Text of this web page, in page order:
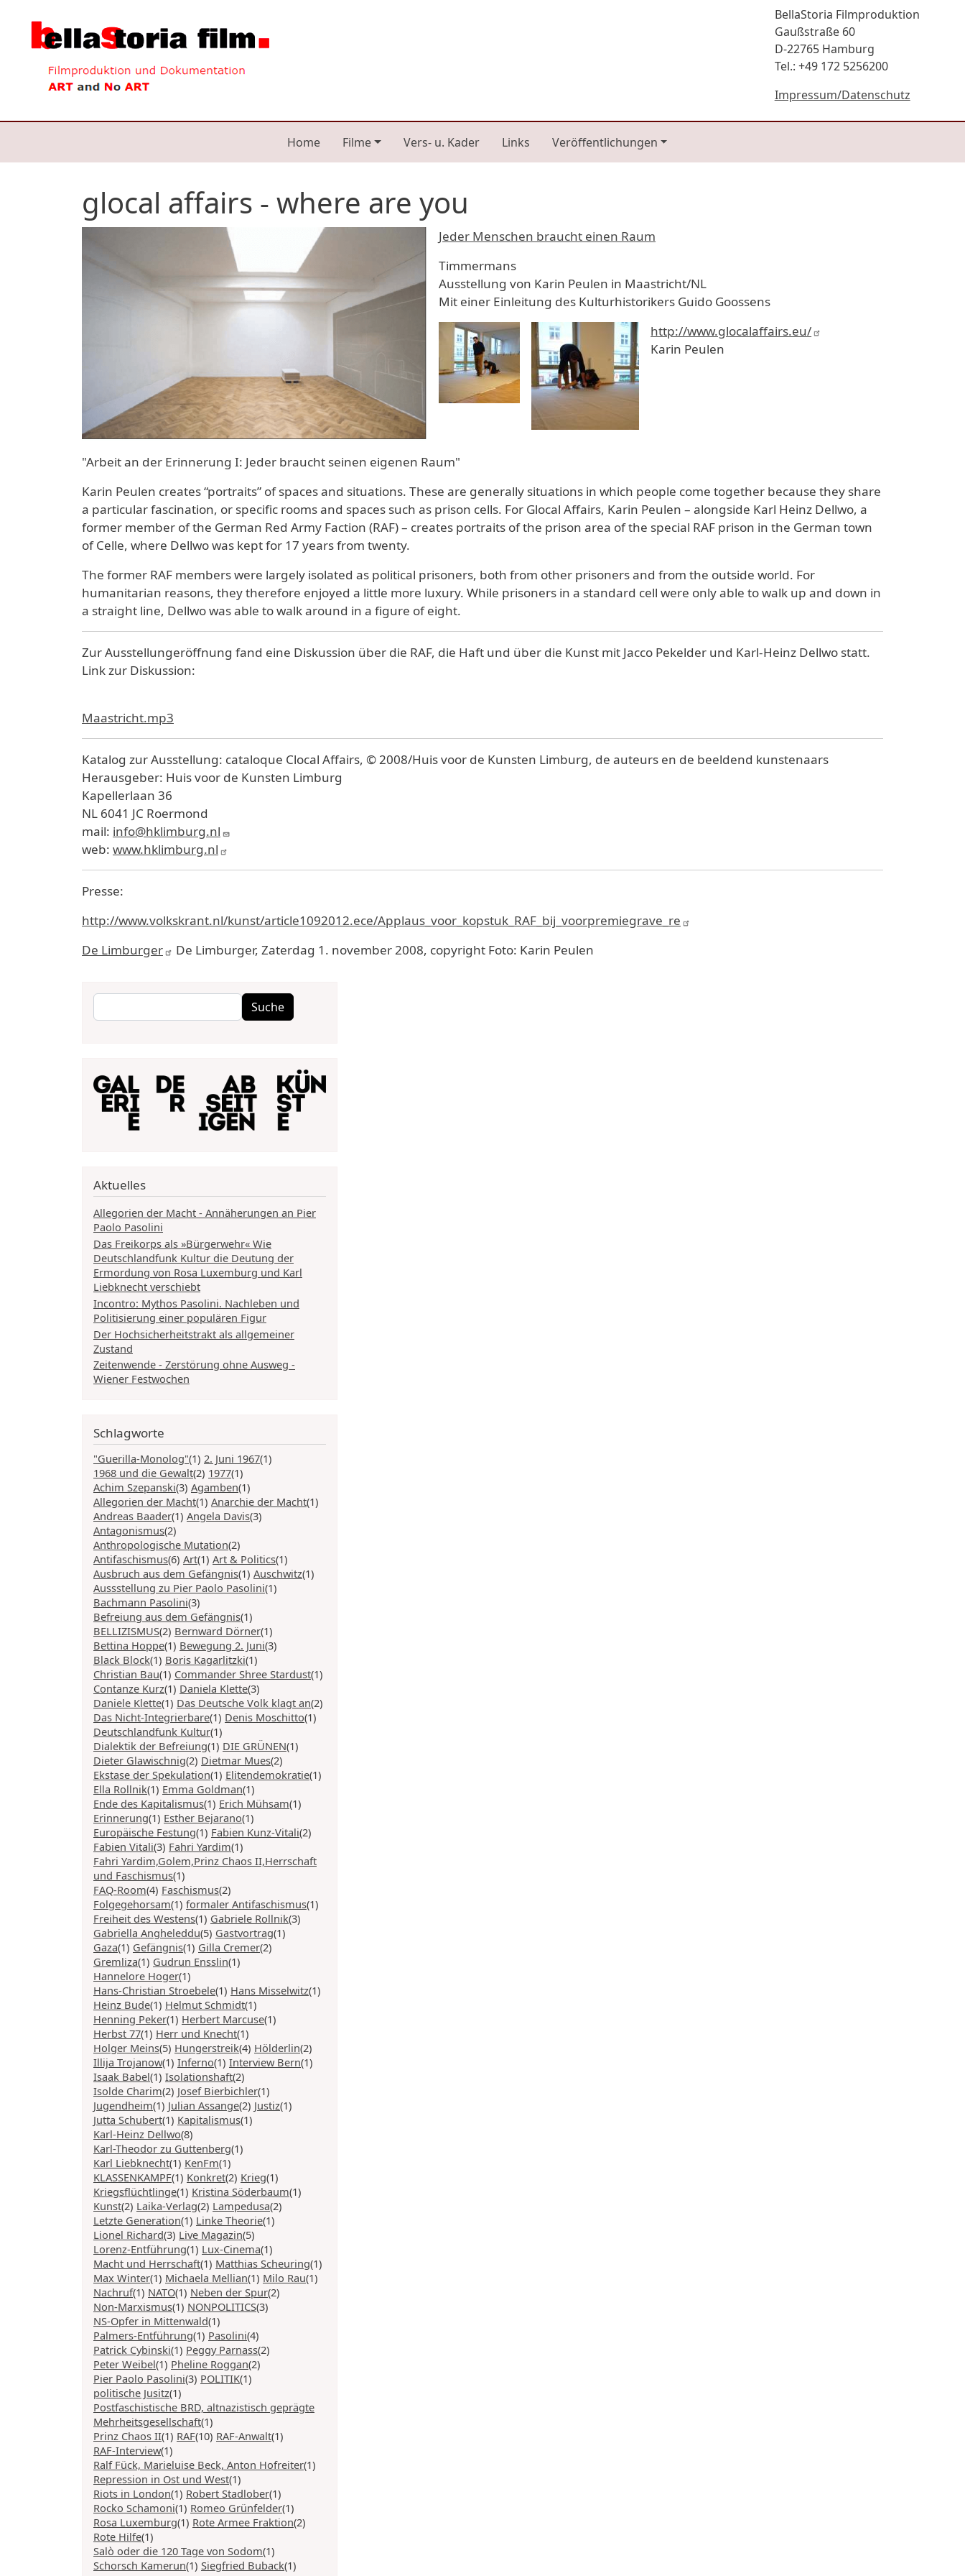
BellaStoria Filmproduktion
Gaußstraße 60
D-22765 Hamburg
Tel.: +49 172 5256200
Impressum/Datenschutz
Main navigation
Home Filme Vers- u. Kader Links Veröffentlichungen
glocal affairs - where are you
Jeder Menschen braucht einen Raum
Timmermans
Ausstellung von Karin Peulen in Maastricht/NL
Mit einer Einleitung des Kulturhistorikers Guido Goossens
http://www.glocalaffairs.eu/
Karin Peulen
"Arbeit an der Erinnerung I: Jeder braucht seinen eigenen Raum"
Karin Peulen creates “portraits” of spaces and situations. These are generally situations in which people come together because they share
a particular fascination, or specific rooms and spaces such as prison cells. For Glocal Affairs, Karin Peulen – alongside Karl Heinz Dellwo, a
former member of the German Red Army Faction (RAF) – creates portraits of the prison area of the special RAF prison in the German town
of Celle, where Dellwo was kept for 17 years from twenty.
The former RAF members were largely isolated as political prisoners, both from other prisoners and from the outside world. For
humanitarian reasons, they therefore enjoyed a little more luxury. While prisoners in a standard cell were only able to walk up and down in
a straight line, Dellwo was able to walk around in a figure of eight.
Zur Ausstellungeröffnung fand eine Diskussion über die RAF, die Haft und über die Kunst mit Jacco Pekelder und Karl-Heinz Dellwo statt.
Link zur Diskussion:
Maastricht.mp3
Katalog zur Ausstellung: cataloque Clocal Affairs, © 2008/Huis voor de Kunsten Limburg, de auteurs en de beeldend kunstenaars
Herausgeber: Huis voor de Kunsten Limburg
Kapellerlaan 36
NL 6041 JC Roermond
mail: info@hklimburg.nl
web: www.hklimburg.nl
Presse:
http://www.volkskrant.nl/kunst/article1092012.ece/Applaus_voor_kopstuk_RAF_bij_voorpremiegrave_re
De Limburger
De Limburger, Zaterdag 1. november 2008, copyright Foto: Karin Peulen
Suche Suche
Aktuelles
Allegorien der Macht - Annäherungen an Pier
Paolo Pasolini
Das Freikorps als »Bürgerwehr« Wie
Deutschlandfunk Kultur die Deutung der
Ermordung von Rosa Luxemburg und Karl
Liebknecht verschiebt
Incontro: Mythos Pasolini. Nachleben und
Politisierung einer populären Figur
Der Hochsicherheitstrakt als allgemeiner
Zustand
Zeitenwende - Zerstörung ohne Ausweg -
Wiener Festwochen
Schlagworte
"Guerilla-Monolog"(1) 2. Juni 1967(1)
1968 und die Gewalt(2) 1977(1)
Achim Szepanski(3) Agamben(1)
Allegorien der Macht(1) Anarchie der Macht(1)
Andreas Baader(1) Angela Davis(3)
Antagonismus(2)
Anthropologische Mutation(2)
Antifaschismus(6) Art(1) Art & Politics(1)
Ausbruch aus dem Gefängnis(1) Auschwitz(1)
Aussstellung zu Pier Paolo Pasolini(1)
Bachmann Pasolini(3)
Befreiung aus dem Gefängnis(1)
BELLIZISMUS(2) Bernward Dörner(1)
Bettina Hoppe(1) Bewegung 2. Juni(3)
Black Block(1) Boris Kagarlitzki(1)
Christian Bau(1) Commander Shree Stardust(1)
Contanze Kurz(1) Daniela Klette(3)
Daniele Klette(1) Das Deutsche Volk klagt an(2)
Das Nicht-Integrierbare(1) Denis Moschitto(1)
Deutschlandfunk Kultur(1)
Dialektik der Befreiung(1) DIE GRÜNEN(1)
Dieter Glawischnig(2) Dietmar Mues(2)
Ekstase der Spekulation(1) Elitendemokratie(1)
Ella Rollnik(1) Emma Goldman(1)
Ende des Kapitalismus(1) Erich Mühsam(1)
Erinnerung(1) Esther Bejarano(1)
Europäische Festung(1) Fabien Kunz-Vitali(2)
Fabien Vitali(3) Fahri Yardim(1)
Fahri Yardim,Golem,Prinz Chaos II,Herrschaft
und Faschismus(1)
FAQ-Room(4) Faschismus(2)
Folgegehorsam(1) formaler Antifaschismus(1)
Freiheit des Westens(1) Gabriele Rollnik(3)
Gabriella Angheleddu(5) Gastvortrag(1)
Gaza(1) Gefängnis(1) Gilla Cremer(2)
Gremliza(1) Gudrun Ensslin(1)
Hannelore Hoger(1)
Hans-Christian Stroebele(1) Hans Misselwitz(1)
Heinz Bude(1) Helmut Schmidt(1)
Henning Peker(1) Herbert Marcuse(1)
Herbst 77(1) Herr und Knecht(1)
Holger Meins(5) Hungerstreik(4) Hölderlin(2)
Illija Trojanow(1) Inferno(1) Interview Bern(1)
Isaak Babel(1) Isolationshaft(2)
Isolde Charim(2) Josef Bierbichler(1)
Jugendheim(1) Julian Assange(2) Justiz(1)
Jutta Schubert(1) Kapitalismus(1)
Karl-Heinz Dellwo(8)
Karl-Theodor zu Guttenberg(1)
Karl Liebknecht(1) KenFm(1)
KLASSENKAMPF(1) Konkret(2) Krieg(1)
Kriegsflüchtlinge(1) Kristina Söderbaum(1)
Kunst(2) Laika-Verlag(2) Lampedusa(2)
Letzte Generation(1) Linke Theorie(1)
Lionel Richard(3) Live Magazin(5)
Lorenz-Entführung(1) Lux-Cinema(1)
Macht und Herrschaft(1) Matthias Scheuring(1)
Max Winter(1) Michaela Mellian(1) Milo Rau(1)
Nachruf(1) NATO(1) Neben der Spur(2)
Non-Marxismus(1) NONPOLITICS(3)
NS-Opfer in Mittenwald(1)
Palmers-Entführung(1) Pasolini(4)
Patrick Cybinski(1) Peggy Parnass(2)
Peter Weibel(1) Pheline Roggan(2)
Pier Paolo Pasolini(3) POLITIK(1)
politische Jusitz(1)
Postfaschistische BRD, altnazistisch geprägte
Mehrheitsgesellschaft(1)
Prinz Chaos II(1) RAF(10) RAF-Anwalt(1)
RAF-Interview(1)
Ralf Fück, Marieluise Beck, Anton Hofreiter(1)
Repression in Ost und West(1)
Riots in London(1) Robert Stadlober(1)
Rocko Schamoni(1) Romeo Grünfelder(1)
Rosa Luxemburg(1) Rote Armee Fraktion(2)
Rote Hilfe(1)
Salò oder die 120 Tage von Sodom(1)
Schorsch Kamerun(1) Siegfried Buback(1)